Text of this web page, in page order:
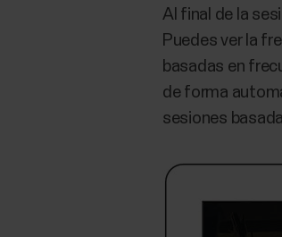
Al final de la
Puedes ver la
basadas en
de forma
sesiones